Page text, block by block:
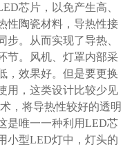
芯片，以免产生高、
性陶瓷材料，导热性接
。从而实现了导热、
节。风机、灯罩内部采
，效果好。但是要更换
用，这类设计比较少见
，将导热性较好的透明
是唯一一种利用LED芯
小型LED灯中，灯头的